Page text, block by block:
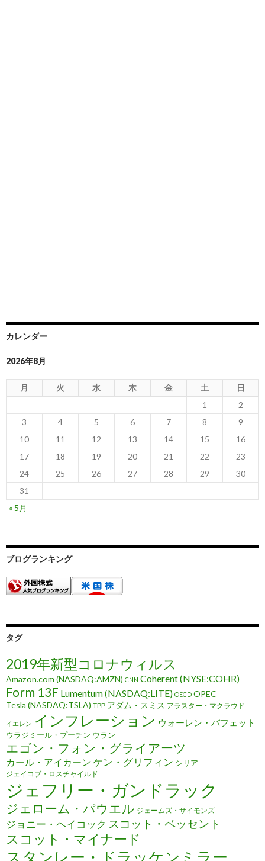
カレンダー
2026年8月
月 火 水 木 金 土
日
1
2
3
4 5 6 7 8
9
10
11 12 13 14 15
16
17
18 19 20 21 22
23
24
25 26 27 28 29
30
31
« 5月
ブログランキング
タグ
2019年新型コロナウィルス
Amazon.com (NASDAQ:AMZN) CNN Coherent (NYSE:COHR)
Form 13F Lumentum (NASDAQ:LITE) OECD OPEC
Tesla (NASDAQ:TSLA) TPP アダム・スミス アラスター・マクラウド
イエレン インフレーション ウォーレン・バフェット
ウラジミール・プーチン ウラン
エゴン・フォン・グライアーツ
カール・アイカーン ケン・グリフィン シリア
ジェイコブ・ロスチャイルド
ジェフリー・ガンドラック
ジェローム・パウエル ジェームズ・サイモンズ
ジョニー・ヘイコック スコット・ベッセント
スコット・マイナード
スタンレー・ドラッケンミラー